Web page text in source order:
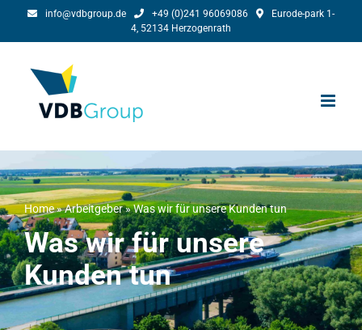
info@vdbgroup.de +49 (0)241 96069086
Eurode-park 1-
4, 52134 Herzogenrath
Home»Arbeitgeber»Was wir für unsere Kunden tun
Was wir für unsere
Kunden tun